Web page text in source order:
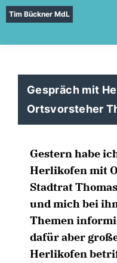
Tim Bückner MdL
Gespräch mit
Ortsvorsteher
Gestern habe
Herlikofen mit
Stadtrat
und mich bei
Themen
dafür aber
Herlikofen